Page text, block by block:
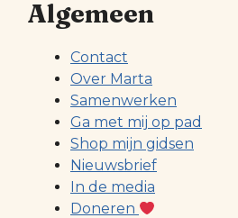
Algemeen
Contact
Over Marta
Samenwerken
Ga met mij op pad
Shop mijn gidsen
Nieuwsbrief
In de media
Doneren